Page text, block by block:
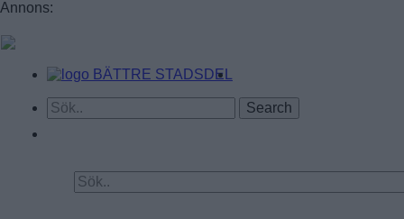
Annons:
BÄTTRE STADSDEL